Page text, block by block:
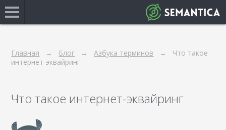
Главная Блог Азбука терминов
Что такое
интернет-эквайринг
Что такое интернет-эквайринг